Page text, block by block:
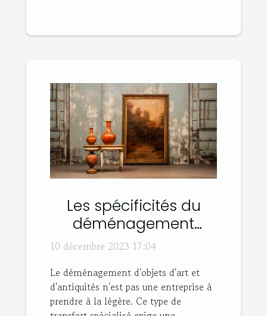
Les spécificités du
déménagement
d'objets d'art et
10 décembre 2023 17:04
Le déménagement d'objets d'art et
d'antiquités n'est pas une entreprise à
prendre à la légère. Ce type de